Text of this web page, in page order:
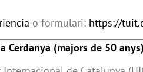
o formulari: https://
Cerdanya (majors de 50 anys)